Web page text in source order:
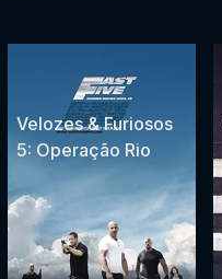
Velozes & Furiosos
5: Operação Rio